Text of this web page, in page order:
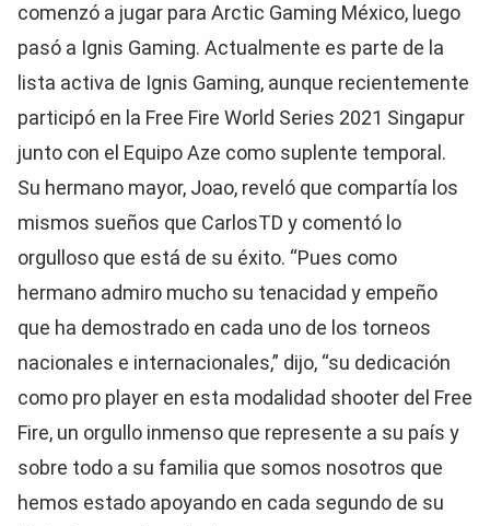
comenzó a jugar para Arctic Gaming México, luego
pasó a Ignis Gaming. Actualmente es parte de la
lista activa de Ignis Gaming, aunque recientemente
participó en la Free Fire World Series 2021 Singapur
junto con el Equipo Aze como suplente temporal.
Su hermano mayor, Joao, reveló que compartía los
mismos sueños que CarlosTD y comentó lo
orgulloso que está de su éxito. “Pues como
hermano admiro mucho su tenacidad y empeño
que ha demostrado en cada uno de los torneos
nacionales e internacionales,” dijo, “su dedicación
como pro player en esta modalidad shooter del Free
Fire, un orgullo inmenso que represente a su país y
sobre todo a su familia que somos nosotros que
hemos estado apoyando en cada segundo de su